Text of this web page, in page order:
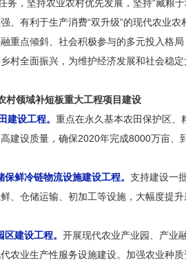
务，坚持农业农村优先发展，坚持“藏粮
、有利于生产消费“双升级”的现代农业
重点倾斜、社会积极参与的多元投入格
村全面振兴，为维护经济发展和社会稳定
领域补短板重大工程项目建设
设工程。 重点在永久基本农田保护区、
建设质量，确保2020年完成8000万亩、
鲜冷链物流设施建设工程。 支持建设一
、仓储运输、初加工等设施，大幅度提
建设工程。 开展现代农业产业园、产业
农业生产性服务设施建设。加强农业种